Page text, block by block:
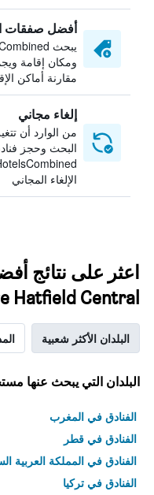
أفضل صفقات
ومكان إقامة
مقارنة أماكن
إلغاء مجاني
من الوارد أن
البحث وحجز
الإلغاء المجاني
اعثر على نتائج
Hatfield Central
البلدان الأكثر شعبية
البلدان التي يبحث عنها
الفنادق في المغرب
الفنادق في قطر
الفنادق في المملكة العربية
الفنادق في تركيا